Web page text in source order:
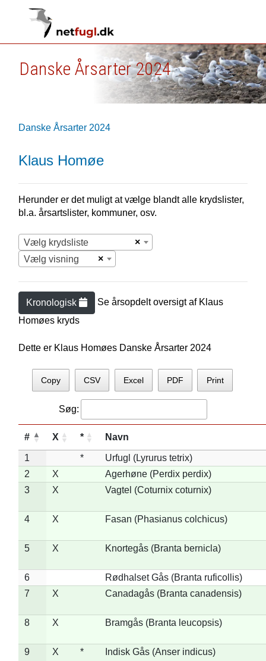
Danske Årsarter 2024
Danske Årsarter 2024
Klaus Homøe
Herunder er det muligt at vælge blandt alle krydslister,
bl.a. årsartslister, kommuner, osv.
×
Vælg krydsliste
×
Vælg visning
Kronologisk Se årsopdelt oversigt af Klaus
Homøes kryds
Dette er Klaus Homøes Danske Årsarter 2024
Copy CSV Excel PDF Print
Søg:
# X * Navn
1 *
Urfugl (Lyrurus tetrix)
2
X
Agerhøne (Perdix perdix)
3
X Vagtel (Coturnix coturnix)
4 X Fasan (Phasianus colchicus)
5 X Knortegås (Branta bernicla)
6
Rødhalset Gås (Branta ruficollis)
7
X Canadagås (Branta canadensis)
8 X Bramgås (Branta leucopsis)
9 X * Indisk Gås (Anser indicus)